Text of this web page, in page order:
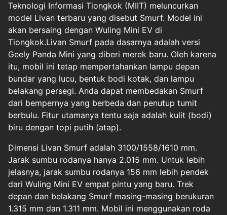
Teknologi Informasi Tiongkok (MIIT) meluncurkan
model Livan terbaru yang disebut Smurf. Model ini
akan bersaing dengan Wuling Mini EV di
Tiongkok.Livan Smurf pada dasarnya adalah versi
Geely Panda Mini yang diberi merek baru. Oleh karena
itu, mobil ini tetap mempertahankan lampu depan
bundar yang lucu, bentuk bodi kotak, dan lampu
belakang persegi. Anda dapat membedakan Smurf
dari bempernya yang berbeda dan penutup tumit
berbulu. Fitur utamanya tentu saja adalah kulit (bodi)
biru dengan topi putih (atap).
Dimensi Livan Smurf adalah 3100/1558/1610 mm.
Jarak sumbu rodanya hanya 2.015 mm. Untuk lebih
jelasnya, jarak sumbu rodanya 156 mm lebih pendek
dari Wuling Mini EV empat pintu yang baru. Trek
depan dan belakang Smurf masing-masing berukuran
1.315 mm dan 1.311 mm. Mobil ini menggunakan roda